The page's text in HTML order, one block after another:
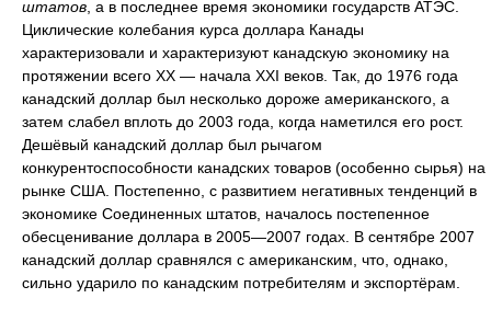
штатов , а в последнее время экономики государств АТЭС.
Циклические колебания курса доллара Канады
характеризовали и характеризуют канадскую экономику на
протяжении всего XX — начала XXI веков. Так, до 1976 года
канадский доллар был несколько дороже американского, а
затем слабел вплоть до 2003 года, когда наметился его рост.
Дешёвый канадский доллар был рычагом
конкурентоспособности канадских товаров (особенно сырья) на
рынке США. Постепенно, с развитием негативных тенденций в
экономике Соединенных штатов, началось постепенное
обесценивание доллара в 2005—2007 годах. В сентябре 2007
канадский доллар сравнялся с американским, что, однако,
сильно ударило по канадским потребителям и экспортёрам.